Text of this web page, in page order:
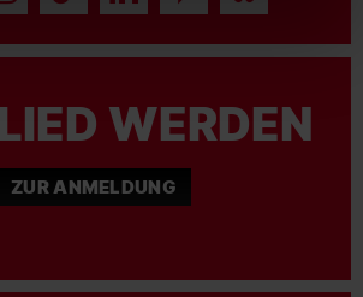
WERDEN
ZUR ANMELDUNG